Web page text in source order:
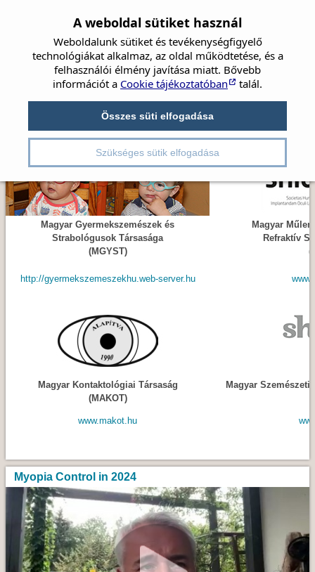
Címlap Hírek Társaság Szemészet
Beszámolók Irányelvek
Kongresszusok Pályázatok
Társ társaságok
Magyar Gyermekszemészek és
Strabológusok Társasága
(MGYST)
Magyar
Refraktív
http://gyermekszemeszekhu.web-server.hu
Magyar Kontaktológiai Társaság
(MAKOT)
Magyar
www.makot.hu
Myopia Control in 2024
A weboldal sütiket használ
Weboldalunk sütiket és tevékenységfigyelő
technológiákat alkalmaz, az oldal működtetése, és a
felhasználói élmény javítása miatt. Bővebb
információt a Cookie tájékoztatóban talál.
Összes süti elfogadása
Szükséges sütik elfogadása